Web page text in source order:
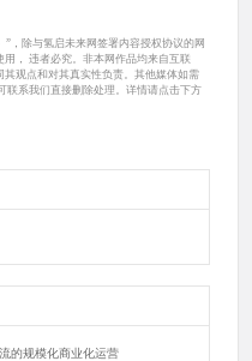
，除与氢启未来网签署内容授权协议的网
， 违者必究。非本网作品均来自互联
观点和对其真实性负责。其他媒体如需
联系我们直接删除处理。详情请点击下方
的规模化商业化运营